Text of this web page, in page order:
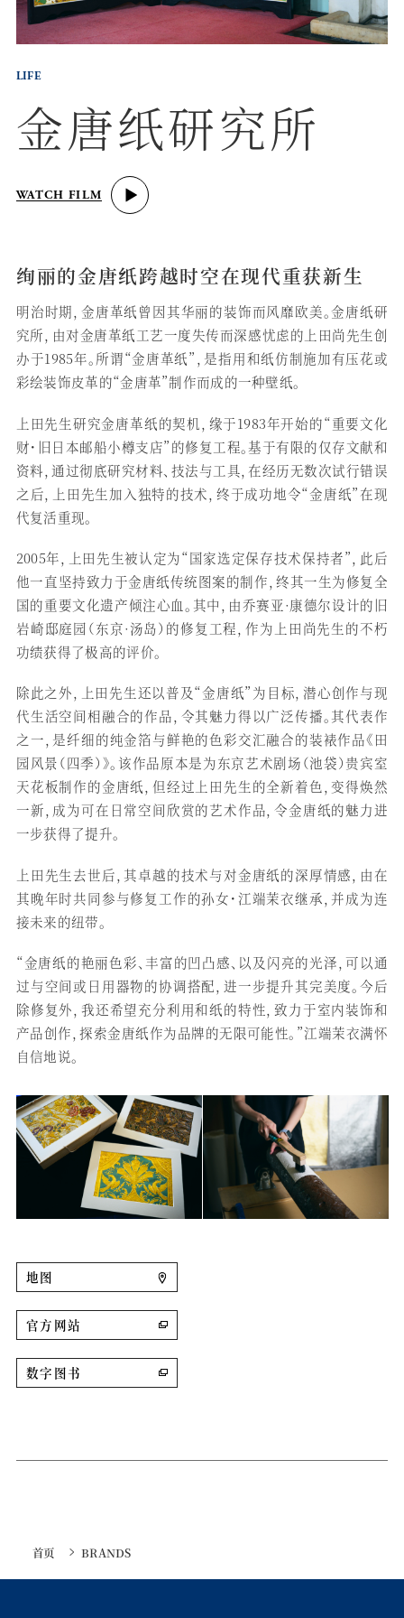
LIFE
金唐纸研究所
WATCH FILM
绚丽的金唐纸跨越时空在现代重获新生
明治时期，金唐革纸曾因其华丽的装饰而风靡欧美。金唐纸研
究所，由对金唐革纸工艺一度失传而深感忧虑的上田尚先生创
办于1985年。所谓“金唐革纸”，是指用和纸仿制施加有压花或
彩绘装饰皮革的“金唐革”制作而成的一种壁纸。
上田先生研究金唐革纸的契机，缘于1983年开始的“重要文化
财・旧日本邮船小樽支店”的修复工程。基于有限的仅存文献和
资料，通过彻底研究材料、技法与工具，在经历无数次试行错误
之后，上田先生加入独特的技术，终于成功地令“金唐纸”在现
代复活重现。
2005年，上田先生被认定为“国家选定保存技术保持者”，此后
他一直坚持致力于金唐纸传统图案的制作，终其一生为修复全
国的重要文化遗产倾注心血。其中，由乔赛亚·康德尔设计的旧
岩崎邸庭园（东京·汤岛）的修复工程，作为上田尚先生的不朽
功绩获得了极高的评价。
除此之外，上田先生还以普及“金唐纸”为目标，潜心创作与现
代生活空间相融合的作品，令其魅力得以广泛传播。其代表作
之一，是纤细的纯金箔与鲜艳的色彩交汇融合的装裱作品《田
园风景（四季）》。该作品原本是为东京艺术剧场（池袋）贵宾室
天花板制作的金唐纸，但经过上田先生的全新着色，变得焕然
一新，成为可在日常空间欣赏的艺术作品，令金唐纸的魅力进
一步获得了提升。
上田先生去世后，其卓越的技术与对金唐纸的深厚情感，由在
其晚年时共同参与修复工作的孙女・江端茉衣继承，并成为连
接未来的纽带。
“金唐纸的艳丽色彩、丰富的凹凸感、以及闪亮的光泽，可以通
过与空间或日用器物的协调搭配，进一步提升其完美度。今后
除修复外，我还希望充分利用和纸的特性，致力于室内装饰和
产品创作，探索金唐纸作为品牌的无限可能性。”江端茉衣满怀
自信地说。
地图
官方网站
数字图书
首页 BRANDS